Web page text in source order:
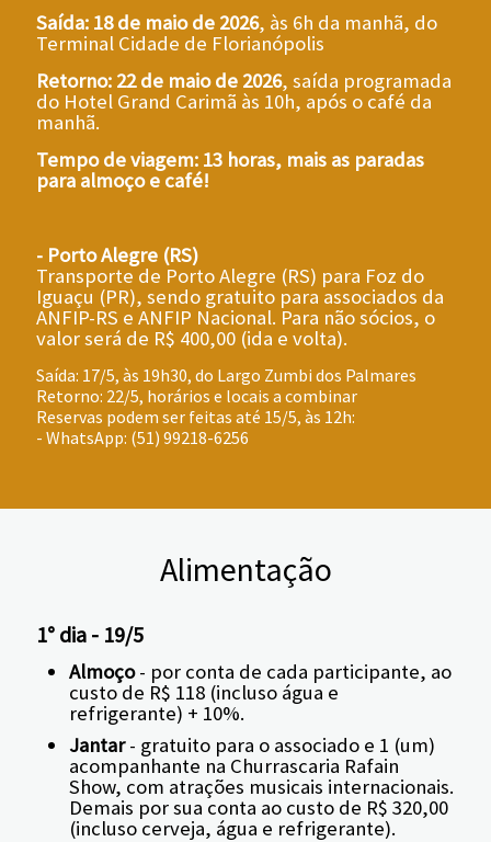
Saída: 18 de maio de 2026, às 6h da manhã, do
Terminal Cidade de Florianópolis
Retorno: 22 de maio de 2026, saída programada
do Hotel Grand Carimã às 10h, após o café da
manhã.
Tempo de viagem: 13 horas, mais as paradas
para almoço e café!
- Porto Alegre (RS)
Transporte de Porto Alegre (RS) para Foz do
Iguaçu (PR), sendo gratuito para associados da
ANFIP-RS e ANFIP Nacional. Para não sócios, o
valor será de R$ 400,00 (ida e volta).
Saída: 17/5, às 19h30, do Largo Zumbi dos Palmares
Retorno: 22/5, horários e locais a combinar
Reservas podem ser feitas até 15/5, às 12h:
- WhatsApp: (51) 99218-6256
Alimentação
1° dia - 19/5
Almoço- por conta de cada participante, ao
custo de R$ 118 (incluso água e
refrigerante) + 10%.
Jantar- gratuito para o associado e 1 (um)
acompanhante na Churrascaria Rafain
Show, com atrações musicais internacionais.
Demais por sua conta ao custo de R$ 320,00
(incluso cerveja, água e refrigerante).